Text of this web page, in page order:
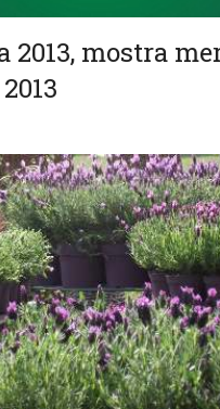
2013, mostra